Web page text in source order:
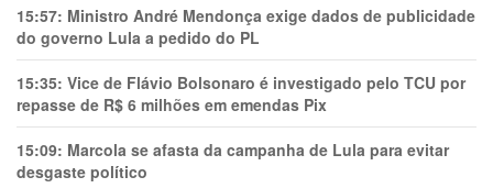
15:57: Ministro André Mendonça exige dados de publicidade
do governo Lula a pedido do PL
15:35: Vice de Flávio Bolsonaro é investigado pelo TCU por
repasse de R$ 6 milhões em emendas Pix
15:09: Marcola se afasta da campanha de Lula para evitar
desgaste político